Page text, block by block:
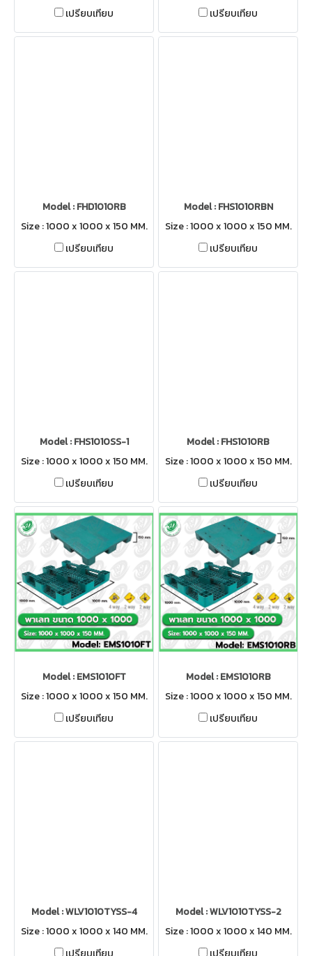
เปรียบเทียบ
เปรียบเทียบ
Model : FHD1010RB
Size : 1000 x 1000 x 150 MM.
เปรียบเทียบ
Model : FHS1010RBN
Size : 1000 x 1000 x 150 MM.
เปรียบเทียบ
Model : FHS1010SS-1
Size : 1000 x 1000 x 150 MM.
เปรียบเทียบ
Model : FHS1010RB
Size : 1000 x 1000 x 150 MM.
เปรียบเทียบ
Model : EMS1010FT
Size : 1000 x 1000 x 150 MM.
เปรียบเทียบ
Model : EMS1010RB
Size : 1000 x 1000 x 150 MM.
เปรียบเทียบ
Model : WLV1010TYSS-4
Size : 1000 x 1000 x 140 MM.
Model : WLV1010TYSS-2
Size : 1000 x 1000 x 140 MM.